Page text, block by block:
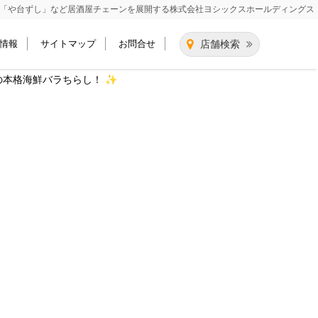
「や台ずし」など居酒屋チェーンを展開する株式会社ヨシックスホールディングス
店舗検索
報 サイトマップ お問合せ
格海鮮バラちらし！ ✨